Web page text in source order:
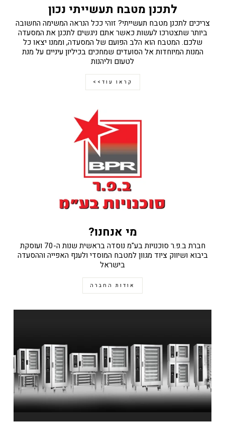
לתכנן מטבח תעשייתי נכון
צריכים לתכנן מטבח תעשייתי? זוהי ככל הנראה המשימה החשובה
ביותר שתצטרכו לעשות כאשר אתם ניגשים לתכנן את המסעדה
שלכם. המטבח הוא הלב הפועם של המסעדה, וממנו יצאו כל
המנות המיוחדות אל הסועדים שמחכים בכיליון עיניים על מנת
לטעום וליהנות
קראו עוד>>
מי אנחנו?
חברת ב.פ.ר סוכנויות בע"מ נוסדה בראשית שנות ה-70 ועוסקת
ביבוא ושיווק ציוד מגוון למטבח המוסדי ולענף האפייה וההסעדה
בישראל
אודות החברה